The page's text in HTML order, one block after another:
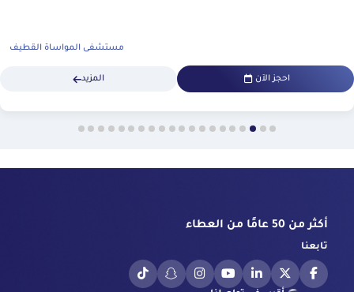
مستشفى المواساة القطيف
احجز الآن المزيد
أكثر من 50 عامًا من العطاء
تابعنا